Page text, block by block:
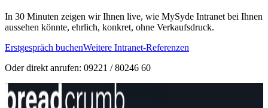
In 30 Minuten zeigen wir Ihnen live, wie MySyde Intranet bei Ihnen
aussehen könnte, ehrlich, konkret, ohne Verkaufsdruck.
Erstgespräch buchenWeitere Intranet-Referenzen
Oder direkt anrufen: 09221 / 80246 60